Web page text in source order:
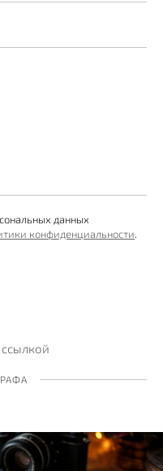
данных
конфиденциальности.